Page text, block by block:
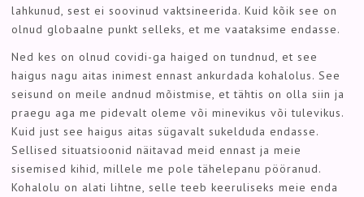
lahkunud, sest ei soovinud vaktsineerida. Kuid kõik see on
olnud globaalne punkt selleks, et me vaataksime endasse.
Ned kes on olnud covidi-ga haiged on tundnud, et see
haigus nagu aitas inimest ennast ankurdada kohalolus. See
seisund on meile andnud mõistmise, et tähtis on olla siin ja
praegu aga me pidevalt oleme või minevikus või tulevikus.
Kuid just see haigus aitas sügavalt sukelduda endasse.
Sellised situatsioonid näitavad meid ennast ja meie
sisemised kihid, millele me pole tähelepanu pööranud.
Kohalolu on alati lihtne, selle teeb keeruliseks meie enda